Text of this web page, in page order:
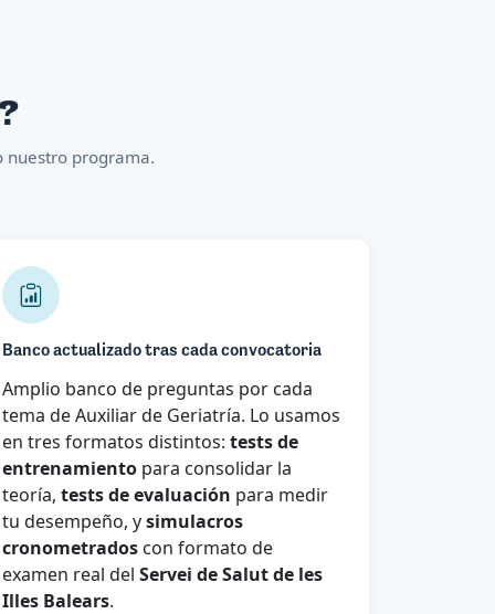
nuestro programa.
Banco actualizado tras cada convocatoria
Amplio banco de preguntas por cada
tema de Auxiliar de Geriatría. Lo usamos
en tres formatos distintos: tests de
entrenamiento para consolidar la
teoría, tests de evaluación para medir
tu desempeño, ysimulacros
cronometrados con formato de
examen real del Servei de Salut de les
Illes Balears.